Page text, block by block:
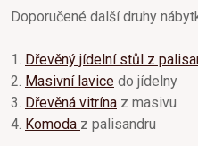
Doporučené další druhy
1. Dřevěný jídelní stůl z
2. Masivní lavice do jídelny
3. Dřevěná vitrína z masivu
4. Komoda z palisandru